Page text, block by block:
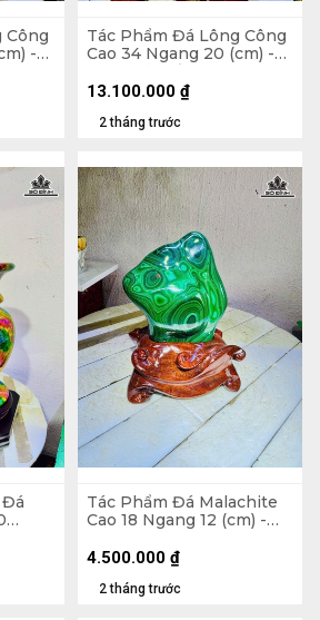
Công
-
Tác Phẩm Đá Lông Công
Cao 34 Ngang 20 (cm) -
2 tháng trước
13.100.000 ₫
Tác Phẩm Đá Malachite
Cao 18 Ngang 12 (cm) -
2 tháng trước
4.500.000 ₫